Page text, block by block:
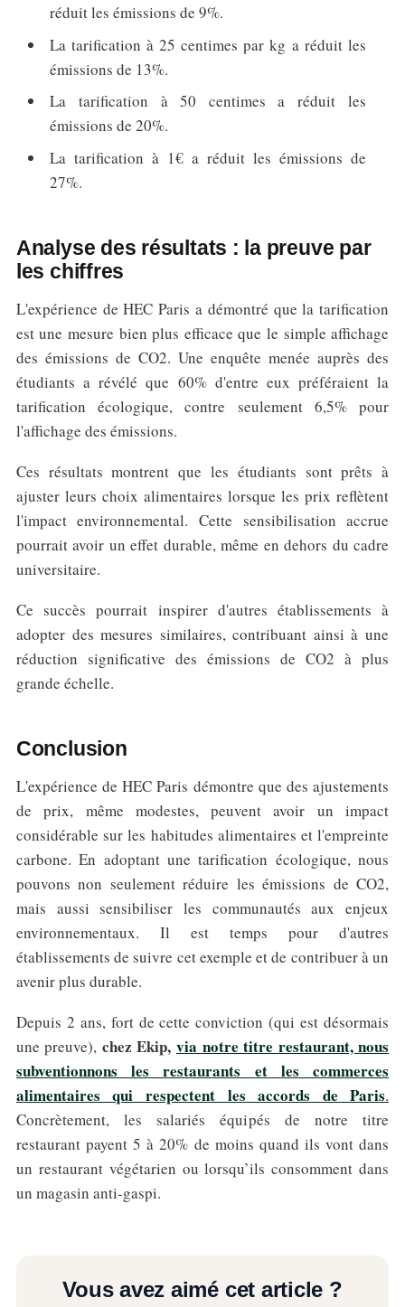
réduit les émissions de 9%.
La tarification à 25 centimes par kg a réduit les
émissions de 13%.
La tarification à 50 centimes a réduit les
émissions de 20%.
La tarification à 1€ a réduit les émissions de
27%.
Analyse des résultats : la preuve par
les chiffres
L'expérience de HEC Paris a démontré que la tarification
est une mesure bien plus efficace que le simple affichage
des émissions de CO2. Une enquête menée auprès des
étudiants a révélé que 60% d'entre eux préféraient la
tarification écologique, contre seulement 6,5% pour
l'affichage des émissions.
Ces résultats montrent que les étudiants sont prêts à
ajuster leurs choix alimentaires lorsque les prix reflètent
l'impact environnemental. Cette sensibilisation accrue
pourrait avoir un effet durable, même en dehors du cadre
universitaire.
Ce succès pourrait inspirer d'autres établissements à
adopter des mesures similaires, contribuant ainsi à une
réduction significative des émissions de CO2 à plus
grande échelle.
Conclusion
L'expérience de HEC Paris démontre que des ajustements
de prix, même modestes, peuvent avoir un impact
considérable sur les habitudes alimentaires et l'empreinte
carbone. En adoptant une tarification écologique, nous
pouvons non seulement réduire les émissions de CO2,
mais aussi sensibiliser les communautés aux enjeux
environnementaux. Il est temps pour d'autres
établissements de suivre cet exemple et de contribuer à un
avenir plus durable.
Depuis 2 ans, fort de cette conviction (qui est désormais
une preuve), chez Ekip,via notre titre restaurant, nous
subventionnons les restaurants et les commerces
alimentaires qui respectent les accords de Paris.
Concrètement, les salariés équipés de notre titre
restaurant payent 5 à 20% de moins quand ils vont dans
un restaurant végétarien ou lorsqu’ils consomment dans
un magasin anti-gaspi.
Vous avez aimé cet article ?